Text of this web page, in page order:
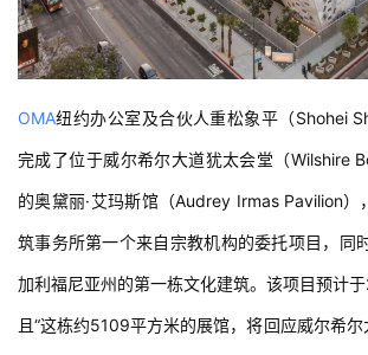
OMA纽约办公室及合伙人重松象平（Shohei
完成了位于威尔希尔大道犹太会堂（Wilshire
的奥黛丽·艾玛斯馆（Audrey Irmas Pavilion）
筑事务所第一个来自宗教机构的委托项目，同
加利福尼亚州的第一栋文化建筑。该项目预计
且“这栋约5109平方米的展馆，将回应威尔希